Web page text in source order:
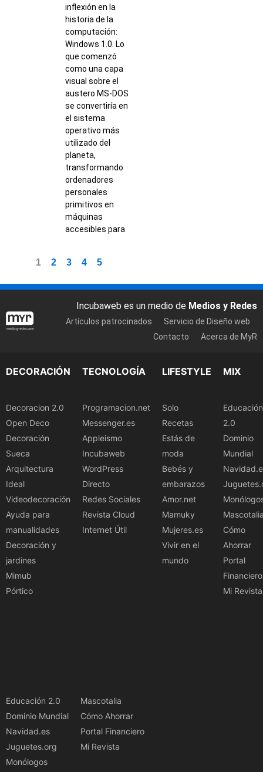
inflexión en la
historia de la
computación:
Windows 1.0. Lo
que comenzó
como una capa
visual sobre el
austero MS-DOS
se convertiría en
el sistema
operativo más
utilizado del
planeta,
transformando
ordenadores
personales
primitivos en
máquinas
accesibles para
1 2 3 4 5
Incubaweb es un medio de Medios y Redes
Artículos patrocinados
Servicio de Diseño web
Contacto
Acerca de MyR
DECORACIÓN
Decoracion 2.0
Open Deco
Decoración
Sueca
Arquitectura
Ideal
Videodecoración
Ayuda para
manualidades
Decoración y
jardines
Mimub
Pórtico
TECNOLOGÍA
Programacion.net
Messenger.es
Appleismo
Incubaweb
WordPress
Directo
Redes Sociales
Revista Cloud
Internet Útil
LIFESTYLE
Solo
Recetas
Estás de
moda
Bebés y
embarazos
Amor.net
Mamuky
Mujeres.es
Vivir en el
mundo
MIX
Educación
2.0
Dominio
Mundial
Cómo
Ahorrar
Portal
Financiero
Mi Revista
Educación 2.0
Dominio Mundial
Navidad.es
Juguetes.org
Monólogos
Mascotalia
Cómo Ahorrar
Portal Financiero
Mi Revista